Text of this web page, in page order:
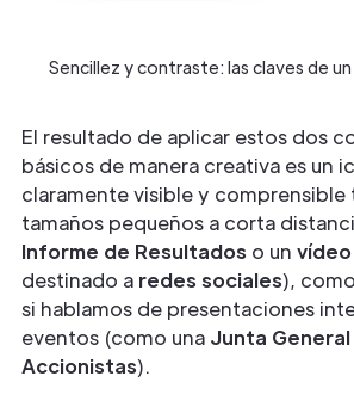
Sencillez y contraste: las claves de
El resultado de aplicar estos dos
básicos de manera creativa es un
claramente visible y comprensible
tamaños pequeños a corta
Informe de Resultados o un vídeo
destinado a redes sociales),
si hablamos de presentaciones
eventos (como una Junta
Accionistas).